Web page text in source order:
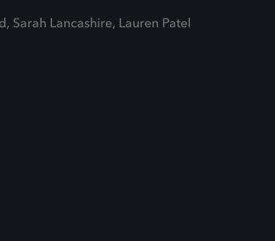
Sarah Lancashire, Lauren Patel